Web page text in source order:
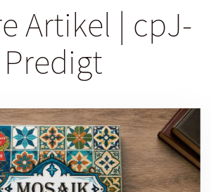
Artikel | cpJ-
Predigt